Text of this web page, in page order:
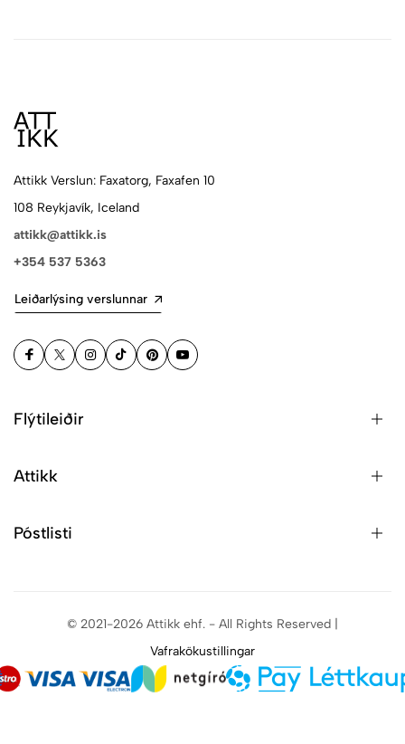
Attikk Verslun: Faxatorg, Faxafen 10
108 Reykjavík, Iceland
attikk@attikk.is
+354 537 5363
Leiðarlýsing verslunnar
Flýtileiðir
Attikk
Póstlisti
© 2021-2026 Attikk ehf. - All Rights Reserved |
Vafrakökustillingar